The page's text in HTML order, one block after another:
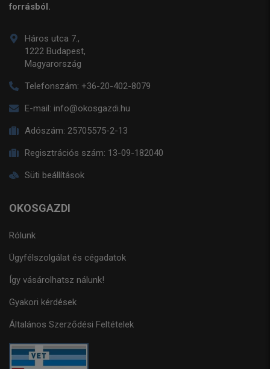
forrásból.
Háros utca 7.,
1222 Budapest,
Magyarország
Telefonszám: +36-20-402-8079
E-mail: info@okosgazdi.hu
Adószám: 25705575-2-13
Regisztrációs szám: 13-09-182040
Süti beállítások
OKOSGAZDI
Rólunk
Ügyfélszolgálat és cégadatok
Így vásárolhatsz nálunk!
Gyakori kérdések
Általános Szerződési Feltételek